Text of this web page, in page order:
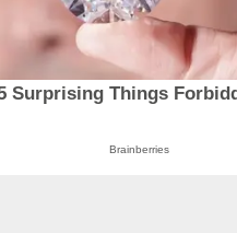
Surprising Things
Brainberries